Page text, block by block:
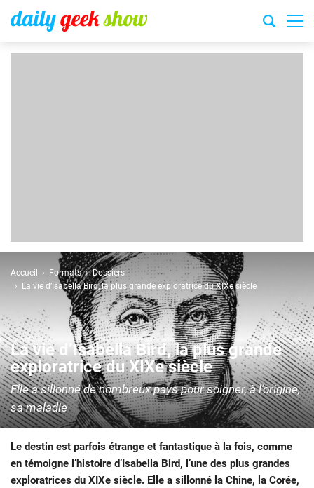
Accueil Formats
Dossiers
La vie d’Isabella Bird, la plus grande exploratrice du XIXe siècle
La vie d’Isabella Bird, la plus grande
exploratrice du XIXe siècle
Elle a sillonné de nombreux pays pour soigner, à l’origine,
sa maladie
Le destin est parfois étrange et fantastique à la fois, comme
en témoigne l’histoire d’Isabella Bird, l’une des plus grandes
exploratrices du XIXe siècle. Elle a sillonné la Chine, la Corée,